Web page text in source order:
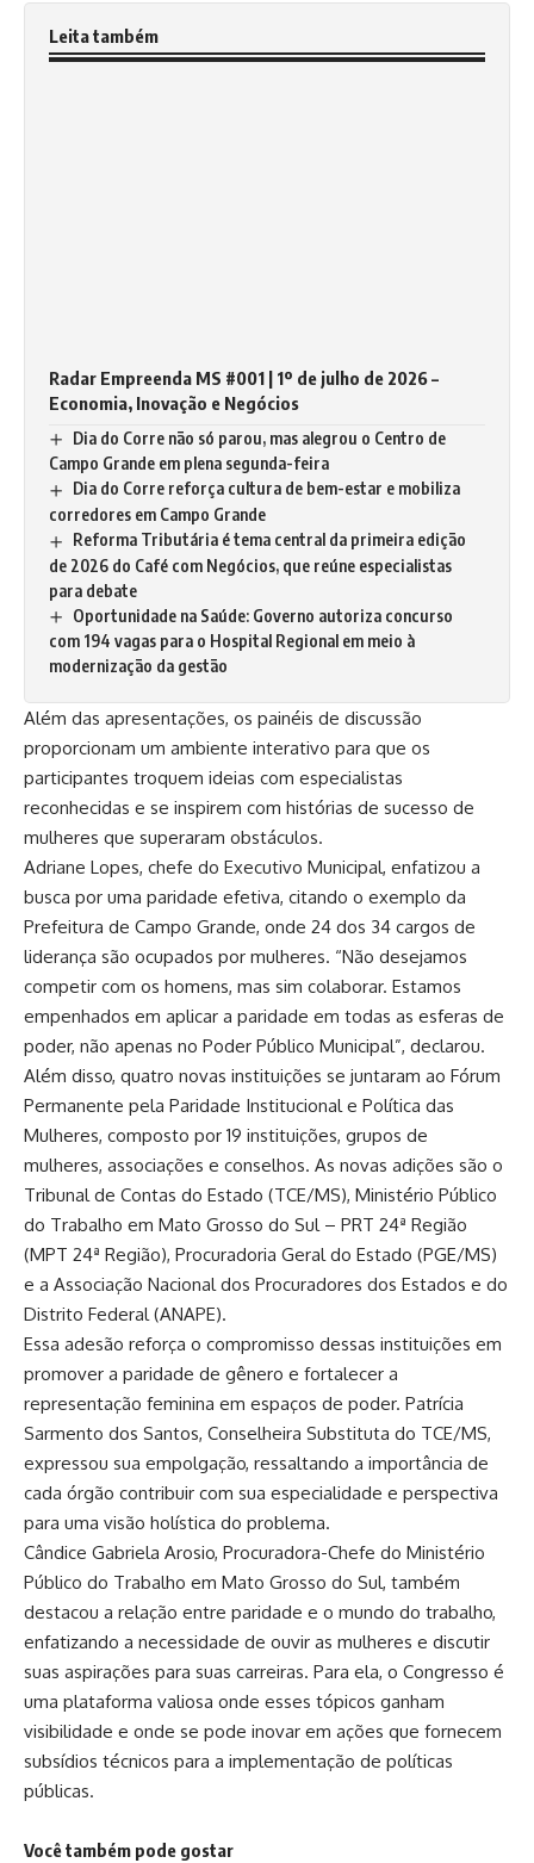
Leita também
Radar Empreenda MS #001 | 1º de julho de 2026 –
Economia, Inovação e Negócios
Dia do Corre não só parou, mas alegrou o Centro de
Campo Grande em plena segunda-feira
Dia do Corre reforça cultura de bem-estar e mobiliza
corredores em Campo Grande
Reforma Tributária é tema central da primeira edição
de 2026 do Café com Negócios, que reúne especialistas
para debate
Oportunidade na Saúde: Governo autoriza concurso
com 194 vagas para o Hospital Regional em meio à
modernização da gestão
Além das apresentações, os painéis de discussão
proporcionam um ambiente interativo para que os
participantes troquem ideias com especialistas
reconhecidas e se inspirem com histórias de sucesso de
mulheres que superaram obstáculos.
Adriane Lopes, chefe do Executivo Municipal, enfatizou a
busca por uma paridade efetiva, citando o exemplo da
Prefeitura de Campo Grande, onde 24 dos 34 cargos de
liderança são ocupados por mulheres. “Não desejamos
competir com os homens, mas sim colaborar. Estamos
empenhados em aplicar a paridade em todas as esferas de
poder, não apenas no Poder Público Municipal”, declarou.
Além disso, quatro novas instituições se juntaram ao Fórum
Permanente pela Paridade Institucional e Política das
Mulheres, composto por 19 instituições, grupos de
mulheres, associações e conselhos. As novas adições são o
Tribunal de Contas do Estado (TCE/MS), Ministério Público
do Trabalho em Mato Grosso do Sul – PRT 24ª Região
(MPT 24ª Região), Procuradoria Geral do Estado (PGE/MS)
e a Associação Nacional dos Procuradores dos Estados e do
Distrito Federal (ANAPE).
Essa adesão reforça o compromisso dessas instituições em
promover a paridade de gênero e fortalecer a
representação feminina em espaços de poder. Patrícia
Sarmento dos Santos, Conselheira Substituta do TCE/MS,
expressou sua empolgação, ressaltando a importância de
cada órgão contribuir com sua especialidade e perspectiva
para uma visão holística do problema.
Cândice Gabriela Arosio, Procuradora-Chefe do Ministério
Público do Trabalho em Mato Grosso do Sul, também
destacou a relação entre paridade e o mundo do trabalho,
enfatizando a necessidade de ouvir as mulheres e discutir
suas aspirações para suas carreiras. Para ela, o Congresso é
uma plataforma valiosa onde esses tópicos ganham
visibilidade e onde se pode inovar em ações que fornecem
subsídios técnicos para a implementação de políticas
públicas.
Você também pode gostar